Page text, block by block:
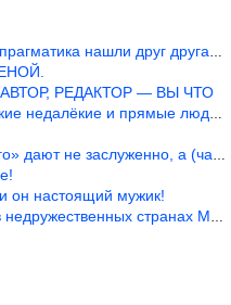
нашли друг друга и «остепен
АВТОР, РЕДАКТОР — ВЫ ЧТО
и прямые люди… Как мо
не заслуженно, а (чаще) по-
он настоящий мужик!
странах Могут забра